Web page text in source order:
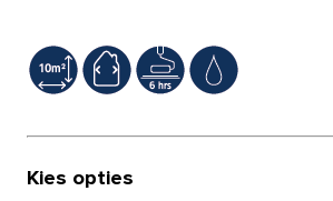
Kies opties